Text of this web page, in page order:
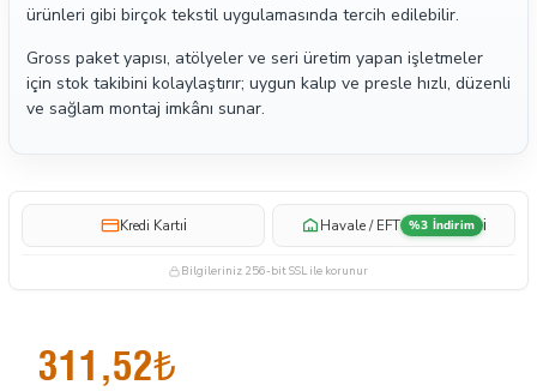
ürünleri gibi birçok tekstil uygulamasında tercih edilebilir.
Gross paket yapısı, atölyeler ve seri üretim yapan işletmeler
için stok takibini kolaylaştırır; uygun kalıp ve presle hızlı, düzenli
ve sağlam montaj imkânı sunar.
Kredi Kartıi Havale / EFT %3 İndirim i
Bilgileriniz 256-bit SSL ile korunur
311,52₺